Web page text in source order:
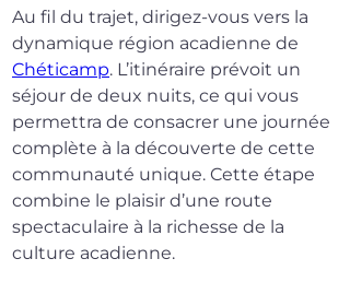
Au fil du trajet, dirigez-vous vers la
dynamique région acadienne de
Chéticamp. L’itinéraire prévoit un
séjour de deux nuits, ce qui vous
permettra de consacrer une journée
complète à la découverte de cette
communauté unique. Cette étape
combine le plaisir d’une route
spectaculaire à la richesse de la
culture acadienne.